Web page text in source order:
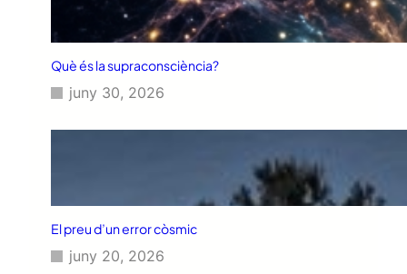
Què és la supraconsciència?
juny 30, 2026
El preu d’un error còsmic
juny 20, 2026